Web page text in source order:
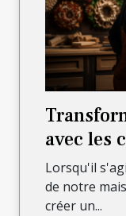
avec les
Lorsqu'il
de notre
créer un...